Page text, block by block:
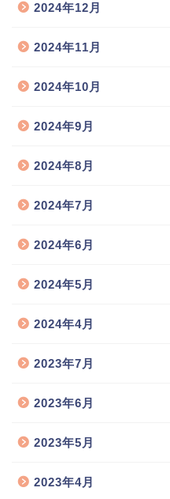
2024年12月
2024年11月
2024年10月
2024年9月
2024年8月
2024年7月
2024年6月
2024年5月
2024年4月
2023年7月
2023年6月
2023年5月
2023年4月